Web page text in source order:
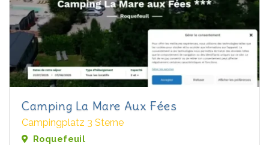
Camping La Mare Aux Fées
Campingplatz 3 Sterne
Roquefeuil